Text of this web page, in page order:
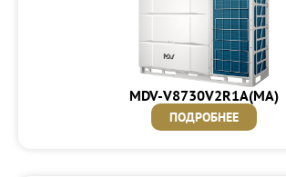
MDV-V8730V2R1A(MA)
ПОДРОБНЕЕ